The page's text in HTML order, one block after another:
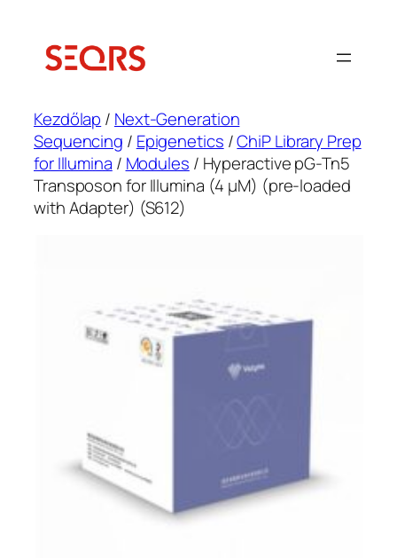
tartalomhoz
Kezdőlap / Next-Generation
Sequencing / Epigenetics /ChiP Library Prep
for Illumina / Modules / Hyperactive pG-Tn5
Transposon for Illumina (4 μM) (pre-loaded
with Adapter) (S612)